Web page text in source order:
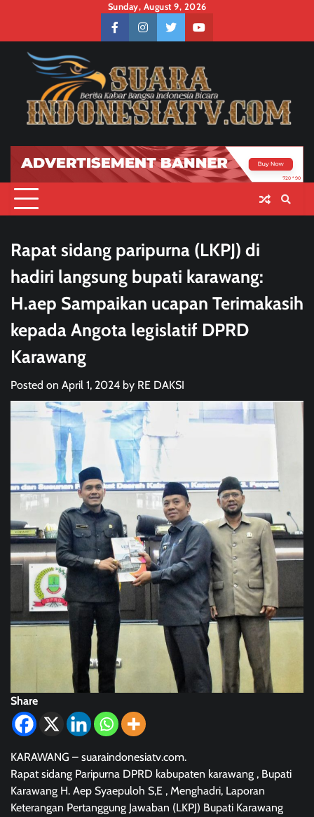
content
Sunday, August 9, 2026
facebookinstagramtwitteryoutube
Rapat sidang paripurna (LKPJ) di
hadiri langsung bupati karawang:
H.aep Sampaikan ucapan Terimakasih
kepada Angota legislatif DPRD
Karawang
Posted on April 1, 2024 by RE DAKSI
Share
KARAWANG – suaraindonesiatv.com.
Rapat sidang Paripurna DPRD kabupaten karawang , Bupati
Karawang H. Aep Syaepuloh S,E , Menghadri, Laporan
Keterangan Pertanggung Jawaban (LKPJ) Bupati Karawang